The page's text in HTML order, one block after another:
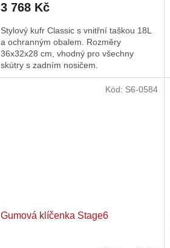
3 768 Kč
Stylový kufr Classic s vnitřní taškou 18L
a ochranným obalem. Rozměry
36x32x28 cm, vhodný pro všechny
skútry s zadním nosičem.
Gumová klíčenka Stage6
Kód: S6-0584